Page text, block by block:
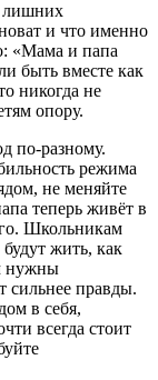
лишних
и что именно
«Мама и папа
быть вместе как
никогда не
опору.
по-разному.
режима
не меняйте
теперь живёт в
Школьникам
жить, как
нужны
сильнее правды.
в себя,
всегда стоит